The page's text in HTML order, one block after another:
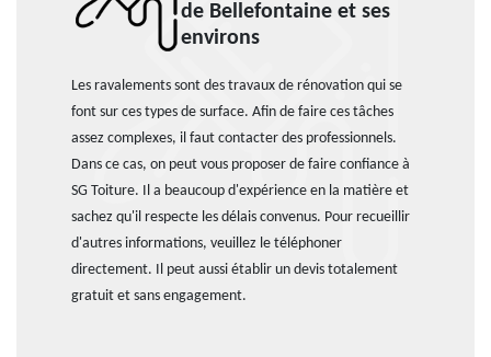
de Bellefontaine et ses
environs
Les ravalements sont des travaux de rénovation qui se
font sur ces types de surface. Afin de faire ces tâches
assez complexes, il faut contacter des professionnels.
Dans ce cas, on peut vous proposer de faire confiance à
SG Toiture. Il a beaucoup d'expérience en la matière et
sachez qu'il respecte les délais convenus. Pour recueillir
d'autres informations, veuillez le téléphoner
directement. Il peut aussi établir un devis totalement
gratuit et sans engagement.